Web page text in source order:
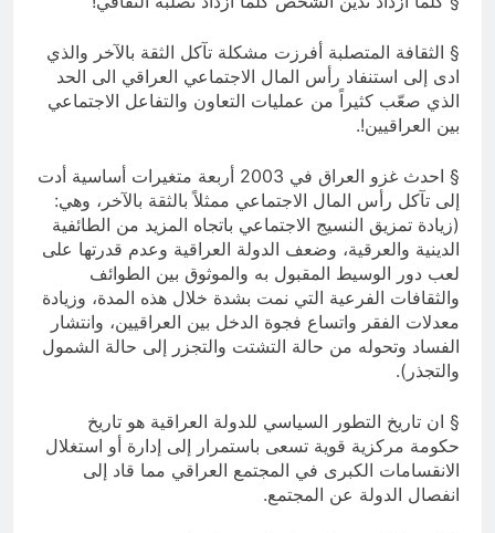
§ الثقافة المتصلبة أفرزت مشكلة تآكل الثقة بالآخر والذي
ادى إلى استنفاد رأس المال الاجتماعي العراقي الى الحد
الذي صعّب كثيراً من عمليات التعاون والتفاعل الاجتماعي
بين العراقيين!.
§ احدث غزو العراق في 2003 أربعة متغيرات أساسية أدت
إلى تآكل رأس المال الاجتماعي ممثلاً بالثقة بالآخر، وهي:
(زيادة تمزيق النسيج الاجتماعي باتجاه المزيد من الطائفية
الدينية والعرقية، وضعف الدولة العراقية وعدم قدرتها على
لعب دور الوسيط المقبول به والموثوق بين الطوائف
والثقافات الفرعية التي نمت بشدة خلال هذه المدة، وزيادة
معدلات الفقر واتساع فجوة الدخل بين العراقيين، وانتشار
الفساد وتحوله من حالة التشتت والتجزر إلى حالة الشمول
والتجذر).
§ ان تاريخ التطور السياسي للدولة العراقية هو تاريخ
حكومة مركزية قوية تسعى باستمرار إلى إدارة أو استغلال
الانقسامات الكبرى في المجتمع العراقي مما قاد إلى
انفصال الدولة عن المجتمع.